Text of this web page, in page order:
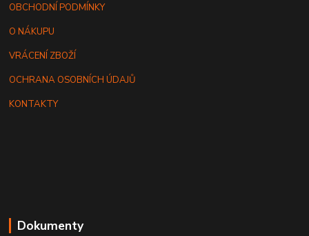
OBCHODNÍ PODMÍNKY
O NÁKUPU
VRÁCENÍ ZBOŽÍ
OCHRANA OSOBNÍCH ÚDAJŮ
KONTAKTY
Dokumenty